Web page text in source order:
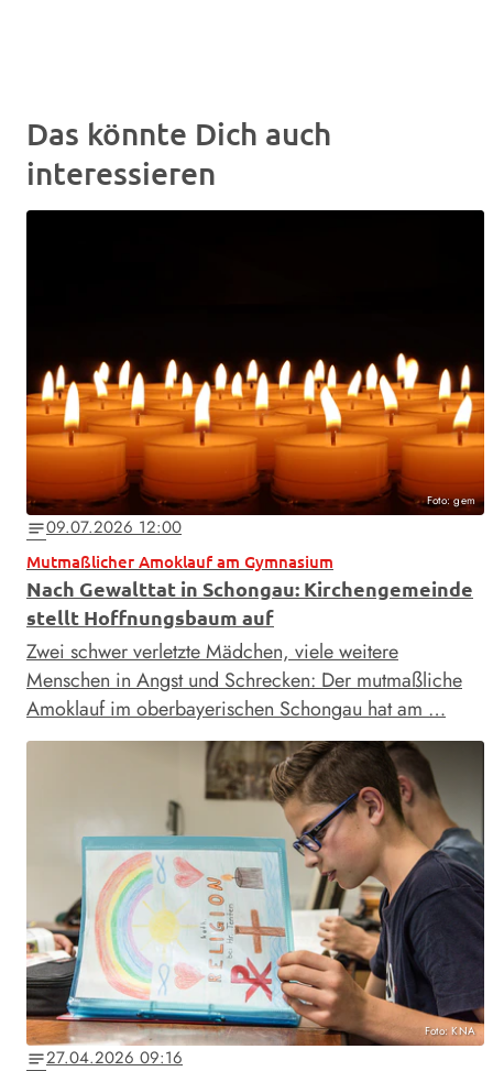
Das könnte Dich auch
interessieren
Foto: gem
notes09.07.2026 12:00
Mutmaßlicher Amoklauf am Gymnasium
Nach Gewalttat in Schongau: Kirchengemeinde
stellt Hoffnungsbaum auf
Zwei schwer verletzte Mädchen, viele weitere
Menschen in Angst und Schrecken: Der mutmaßliche
Amoklauf im oberbayerischen Schongau hat am …
Foto: KNA
notes27.04.2026 09:16